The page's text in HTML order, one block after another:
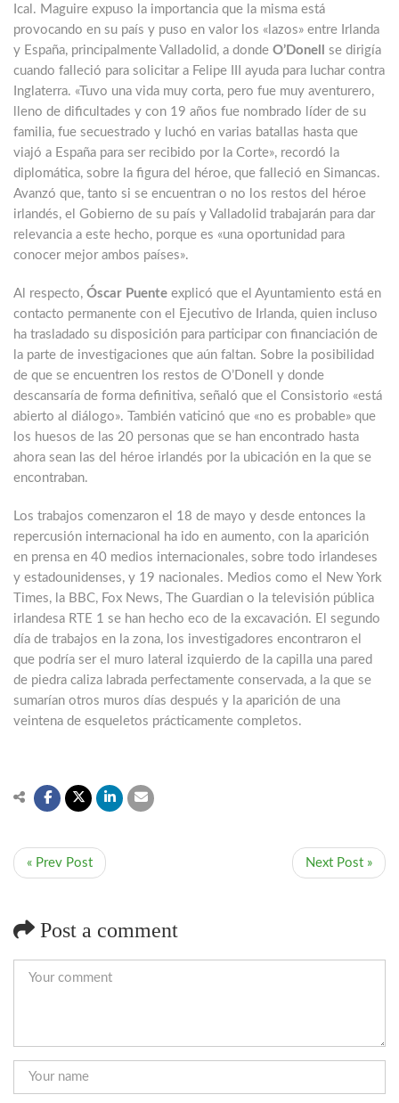
Ical. Maguire expuso la importancia que la misma está
provocando en su país y puso en valor los «lazos» entre Irlanda
y España, principalmente Valladolid, a donde O’Donell
se dirigía
cuando falleció para solicitar a Felipe III ayuda para luchar contra
Inglaterra. «Tuvo una vida muy corta, pero fue muy aventurero,
lleno de dificultades y con 19 años fue nombrado líder de su
familia, fue secuestrado y luchó en varias batallas hasta que
viajó a España para ser recibido por la Corte», recordó la
diplomática, sobre la figura del héroe, que falleció en Simancas.
Avanzó que, tanto si se encuentran o no los restos del héroe
irlandés, el Gobierno de su país y Valladolid trabajarán para dar
relevancia a este hecho, porque es «una oportunidad para
conocer mejor ambos países».
Al respecto, Óscar Puente explicó que el Ayuntamiento está en
contacto permanente con el Ejecutivo de Irlanda, quien incluso
ha trasladado su disposición para participar con financiación de
la parte de investigaciones que aún faltan. Sobre la posibilidad
de que se encuentren los restos de O’Donell y donde
descansaría de forma definitiva, señaló que el Consistorio «está
abierto al diálogo». También vaticinó que «no es probable» que
los huesos de las 20 personas que se han encontrado hasta
ahora sean las del héroe irlandés por la ubicación en la que se
encontraban.
Los trabajos comenzaron el 18 de mayo y desde entonces la
repercusión internacional ha ido en aumento, con la aparición
en prensa en 40 medios internacionales, sobre todo irlandeses
y estadounidenses, y 19 nacionales. Medios como el New York
Times, la BBC, Fox News, The Guardian o la televisión pública
irlandesa RTE 1 se han hecho eco de la excavación. El segundo
día de trabajos en la zona, los investigadores encontraron el
que podría ser el muro lateral izquierdo de la capilla una pared
de piedra caliza labrada perfectamente conservada, a la que se
sumarían otros muros días después y la aparición de una
veintena de esqueletos prácticamente completos.
« Prev Post Next Post »
Post a comment